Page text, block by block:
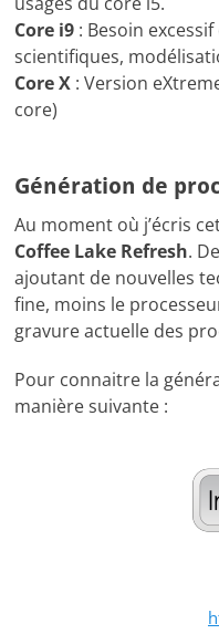
Core i9 : Besoin
scientifiques,
Core X : Version
core)
Génération de
Au moment où j’écris
Coffee Lake Refresh.
ajoutant de nouvelles
fine, moins le
gravure actuelle des
Pour connaitre la
manière suivante :